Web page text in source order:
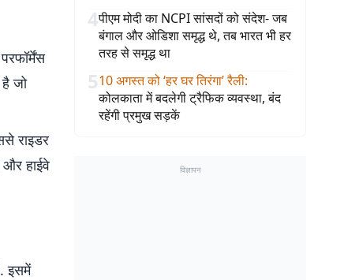
जो
राइडर
हाईवे
इसमें
4पीएम मोदी का NCPI सांसदों को संदेश- जब
बंगाल और ओडिशा समृद्ध थे, तब भारत भी हर
तरह से समृद्ध था
510 अगस्त को ‘हर घर तिरंगा’ रैली:
कोलकाता में बदलेगी ट्रैफिक व्यवस्था, बंद
रहेंगी प्रमुख सड़कें
विज्ञापन